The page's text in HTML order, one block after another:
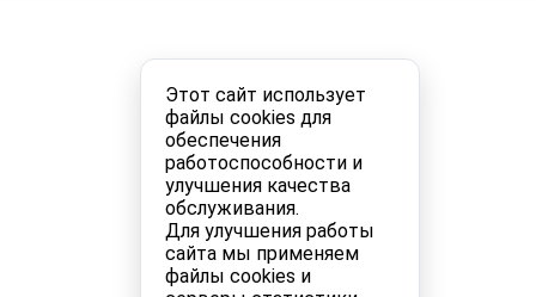
Этот сайт использует
файлы cookies для
обеспечения
работоспособности и
улучшения качества
обслуживания.
Для улучшения работы
сайта мы применяем
файлы cookies и